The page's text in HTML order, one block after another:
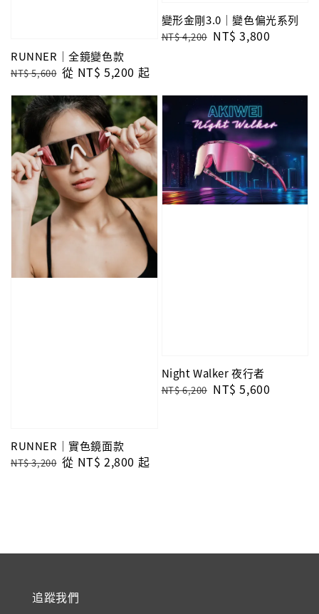
RUNNER｜全鏡變色款
Regular
NT$ 5,600 Sale
從 NT$ 5,200 起
變形金剛3.0｜變色偏光系列
Regular
NT$ 4,200 Sale
NT$ 3,800
RUNNER｜實色鏡面款
Regular
NT$ 3,200 Sale
從 NT$ 2,800 起
Night Walker 夜行者
Regular
NT$ 6,200 Sale
NT$ 5,600
追蹤我們